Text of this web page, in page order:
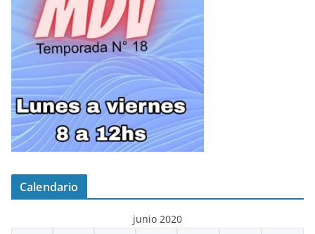
Calendario
junio 2020